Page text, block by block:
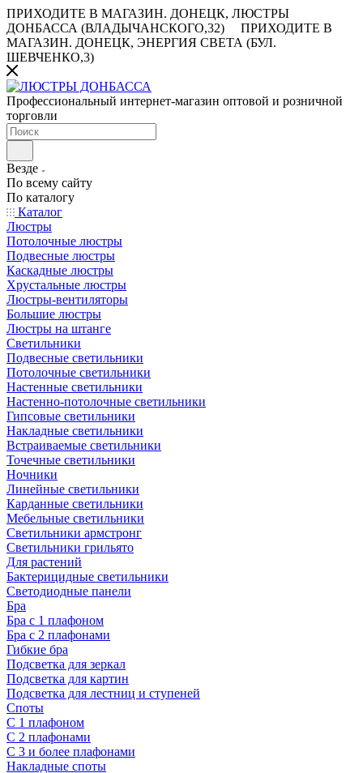
ПРИХОДИТЕ В МАГАЗИН. ДОНЕЦК, ЛЮСТРЫ
ДОНБАССА (ВЛАДЫЧАНСКОГО,32)
ПРИХОДИТЕ В
МАГАЗИН. ДОНЕЦК, ЭНЕРГИЯ СВЕТА (БУЛ.
ШЕВЧЕНКО,3)
Профессиональный интернет-магазин оптовой и розничной
торговли
Везде
По всему сайту
По каталогу
Каталог
Люстры
Потолочные люстры
Подвесные люстры
Каскадные люстры
Хрустальные люстры
Люстры-вентиляторы
Большие люстры
Люстры на штанге
Светильники
Подвесные светильники
Потолочные светильники
Настенные светильники
Настенно-потолочные светильники
Гипсовые светильники
Накладные светильники
Встраиваемые светильники
Точечные светильники
Ночники
Линейные светильники
Карданные светильники
Мебельные светильники
Светильники армстронг
Светильники грильято
Для растений
Бактерицидные светильники
Светодиодные панели
Бра
Бра с 1 плафоном
Бра с 2 плафонами
Гибкие бра
Подсветка для зеркал
Подсветка для картин
Подсветка для лестниц и ступеней
Споты
С 1 плафоном
С 2 плафонами
С 3 и более плафонами
Накладные споты